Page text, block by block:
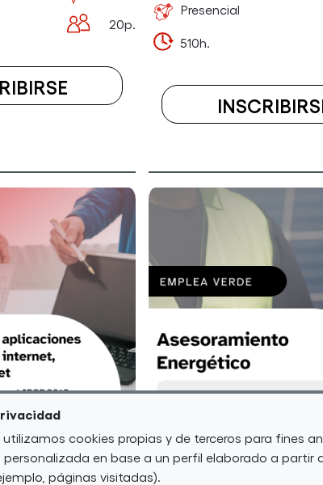
utilizamos cookies propias y de terceros para fines
en base a un perfil elaborado a partir
páginas visitadas).
20p.
A
CURSO
INTERNET
OF
THINGS:
DESARROLLO
APLICACIONES
INNOVATION
CAMPUS
Presencial
510h.